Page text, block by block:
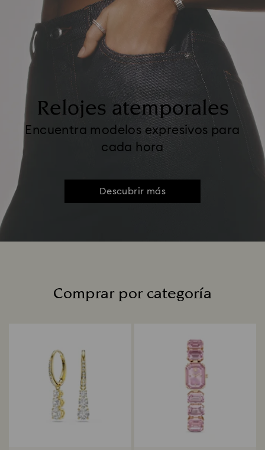
Relojes atemporales
Encuentra modelos expresivos para
cada hora
Descubrir más
Comprar por categoría